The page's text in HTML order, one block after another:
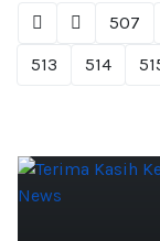
507
513
514